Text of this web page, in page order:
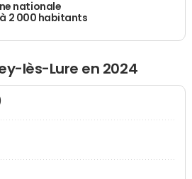
nationale
2 000 habitants
lès-Lure en 2024